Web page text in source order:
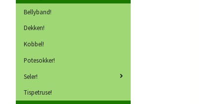
Bellyband!
Dekken!
Kobbel!
Potesokker!
Seler!
Tispetruse!